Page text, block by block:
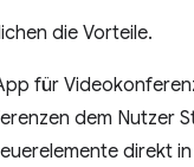
die Vorteile.
für
dem Nutzer
direkt